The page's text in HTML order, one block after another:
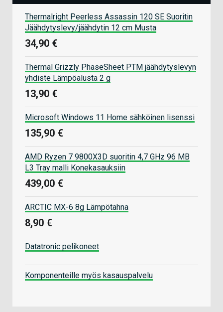
Thermalright Peerless Assassin 120 SE Suoritin
Jäähdytyslevy/jäähdytin 12 cm Musta
34,90 €
Thermal Grizzly PhaseSheet PTM jäähdytyslevyn
yhdiste Lämpöalusta 2 g
13,90 €
Microsoft Windows 11 Home sähköinen lisenssi
135,90 €
AMD Ryzen 7 9800X3D suoritin 4,7 GHz 96 MB
L3 Tray malli Konekasauksiin
439,00 €
ARCTIC MX-6 8g Lämpötahna
8,90 €
Datatronic pelikoneet
Komponenteille myös kasauspalvelu